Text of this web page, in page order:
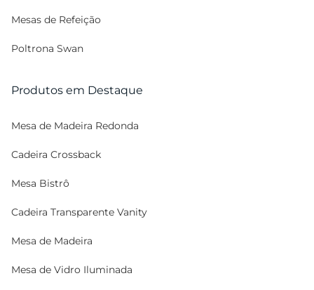
Mesas de Refeição
Poltrona Swan
Produtos em Destaque
Mesa de Madeira Redonda
Cadeira Crossback
Mesa Bistrô
Cadeira Transparente Vanity
Mesa de Madeira
Mesa de Vidro Iluminada